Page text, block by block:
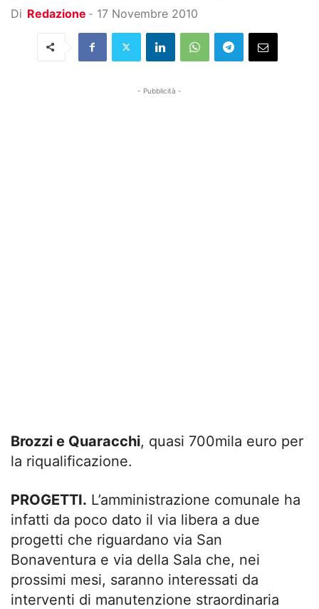
Di Redazione - 17 Novembre 2010
- Pubblicità -
Brozzi e Quaracchi, quasi 700mila euro per
la riqualificazione.
PROGETTI. L’amministrazione comunale ha
infatti da poco dato il via libera a due
progetti che riguardano via San
Bonaventura e via della Sala che, nei
prossimi mesi, saranno interessati da
interventi di manutenzione straordinaria